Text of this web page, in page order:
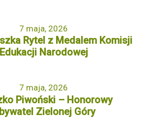
7 maja, 2026
Rytel z Medalem Komisji
Edukacji Narodowej
7 maja, 2026
Piwoński – Honorowy
Zielonej Góry